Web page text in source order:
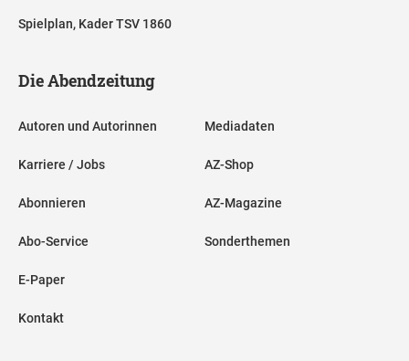
Spielplan, Kader TSV 1860
Die Abendzeitung
Autoren und Autorinnen
Karriere / Jobs
Abonnieren
Abo-Service
E-Paper
Kontakt
Mediadaten
AZ-Shop
AZ-Magazine
Sonderthemen